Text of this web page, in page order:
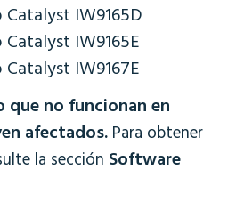
IW9165D
IW9165E
IW9167E
no funcionan en
afectados. Para obtener
la sección Software